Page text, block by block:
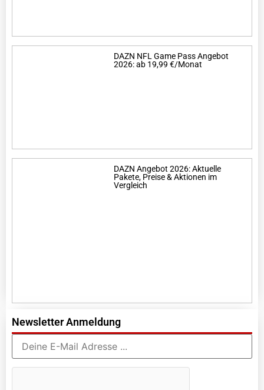
DAZN NFL Game Pass Angebot
2026: ab 19,99 €/Monat
DAZN Angebot 2026: Aktuelle
Pakete, Preise & Aktionen im
Vergleich
Newsletter Anmeldung